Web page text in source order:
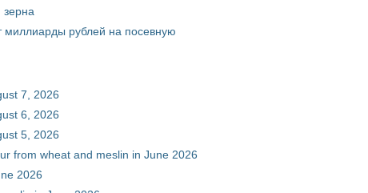
миллиарды рублей на посевную
7, 2026
6, 2026
5, 2026
from wheat and meslin in June 2026
2026